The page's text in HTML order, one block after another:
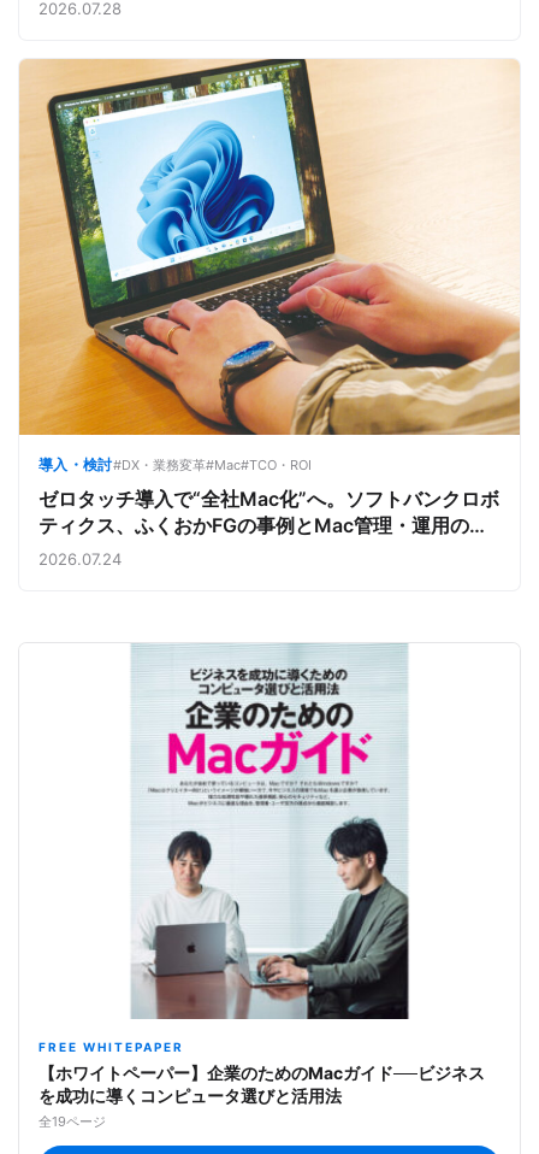
2026.07.28
導入・検討#DX・業務変革#Mac#TCO・ROI
ゼロタッチ導入で“全社Mac化”へ。ソフトバンクロボ
ティクス、ふくおかFGの事例とMac管理・運用の強
み【今週のAppleビジネストレンド】
2026.07.24
FREE WHITEPAPER
【ホワイトペーパー】企業のためのMacガイド──ビジネス
を成功に導くコンピュータ選びと活用法
全19ページ